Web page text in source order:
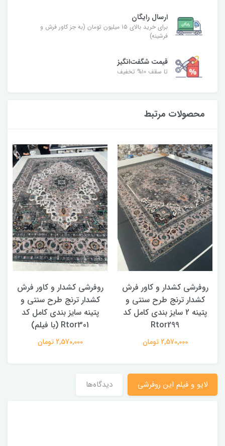
ارسال رایگان
برای خرید بالای ۱۵ میلیون تومان (به جز کاور فرش و
فرشینه)
قیمت شگفت‌انگیز
تا سقف ۱۰% تخفیف
محصولات مرتبط
روفرشی کشدار و کاور فرش
کشدار ترنج طرح سنتی و
پتینه 2 سایز بندی کامل کد
Rtor299
2,570,000 تومان
روفرشی کشدار و کاور فرش
کشدار ترنج طرح سنتی و
پتینه سایز بندی کامل کد
Rtor301 (با فیلم)
2,570,000 تومان
لایو و فیلم این روفرشی دیدگاه‌ها